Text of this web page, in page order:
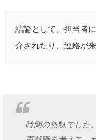
結論として、担当者
介されたり、連絡が
時間の無駄でした。